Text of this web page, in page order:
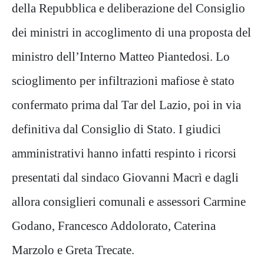
della Repubblica e deliberazione del Consiglio
dei ministri in accoglimento di una proposta del
ministro dell’Interno Matteo Piantedosi. Lo
scioglimento per infiltrazioni mafiose è stato
confermato prima dal Tar del Lazio, poi in via
definitiva dal Consiglio di Stato. I giudici
amministrativi hanno infatti respinto i ricorsi
presentati dal sindaco Giovanni Macrì e dagli
allora consiglieri comunali e assessori Carmine
Godano, Francesco Addolorato, Caterina
Marzolo e Greta Trecate.